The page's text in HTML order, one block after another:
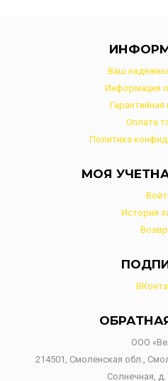
Ваш
Информация
Гарантийная
Оплата
Политика
МОЯ
История
ООО
214501, Смоленская обл.,
Солнечная,